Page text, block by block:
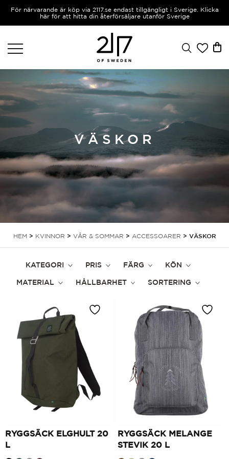
För närvarande är köp via 2117.se endast tillgängligt i Sverige. Klicka
här för att hitta din återförsäljare utanför Sverige
VÄSKOR
HEM> KVINNOR > VÅR & SOMMAR > ACCESSOARER > VÄSKOR
KATEGORI PRIS FÄRG KÖN
MATERIAL HÅLLBARHET SORTERING
RYGGSÄCK ELGHULT 20
L
RYGGSÄCK MELANGE
STEVIK 20 L